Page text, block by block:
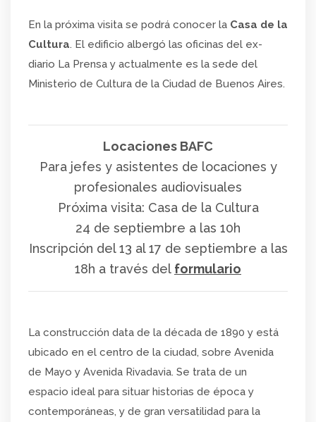
En la próxima visita se podrá conocer la Casa de la
Cultura. El edificio albergó las oficinas del ex-
diario La Prensa y actualmente es la sede del
Ministerio de Cultura de la Ciudad de Buenos Aires.
Locaciones BAFC
Para jefes y asistentes de locaciones y
profesionales audiovisuales
Próxima visita: Casa de la Cultura
24 de septiembre a las 10h
Inscripción del 13 al 17 de septiembre a las
18h a través del formulario
La construcción data de la década de 1890 y está
ubicado en el centro de la ciudad, sobre Avenida
de Mayo y Avenida Rivadavia. Se trata de un
espacio ideal para situar historias de época y
contemporáneas, y de gran versatilidad para la